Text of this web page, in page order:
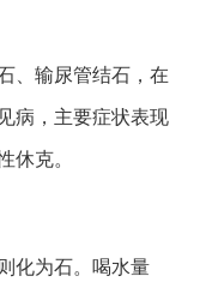
、输尿管结石，在
病，主要症状表现
克。
化为石。喝水量